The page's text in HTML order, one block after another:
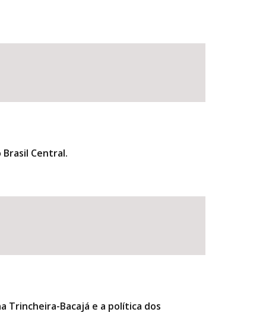
Central.
Trincheira-Bacajá e a política dos